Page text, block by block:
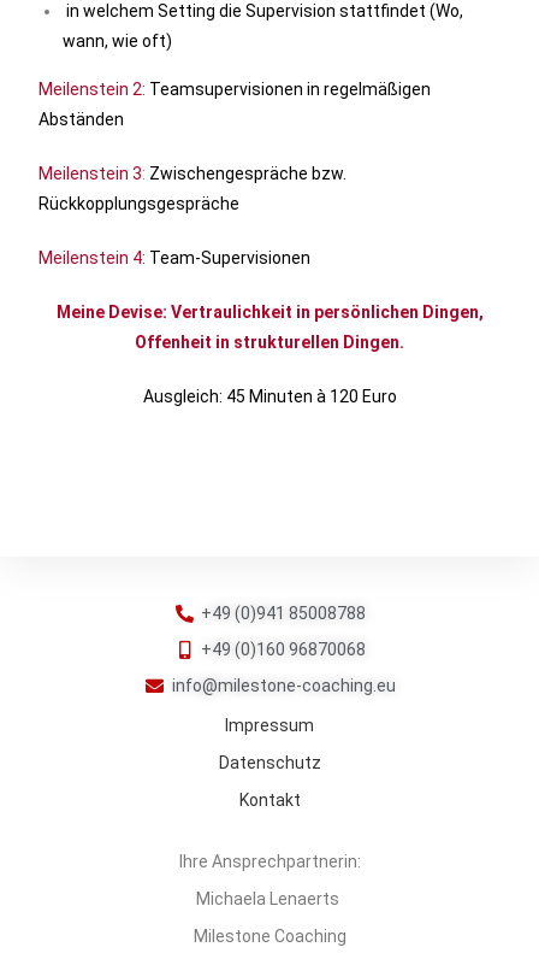
in welchem Setting die Supervision stattfindet (Wo,
wann, wie oft)
Meilenstein 2: Teamsupervisionen in regelmäßigen
Abständen
Meilenstein 3: Zwischengespräche bzw.
Rückkopplungsgespräche
Meilenstein 4: Team-Supervisionen
Meine Devise: Vertraulichkeit in persönlichen Dingen,
Offenheit in strukturellen Dingen.
Ausgleich: 45 Minuten à 120 Euro
+49 (0)941 85008788
+49 (0)160 96870068
info@milestone-coaching.eu
Impressum
Datenschutz
Kontakt
Ihre Ansprechpartnerin:
Michaela Lenaerts
Milestone Coaching